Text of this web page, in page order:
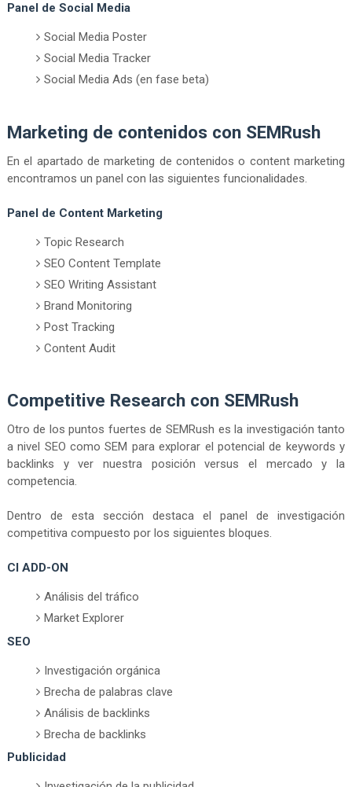
Panel de Social Media
Social Media Poster
Social Media Tracker
Social Media Ads (en fase beta)
Marketing de contenidos con SEMRush
En el apartado de marketing de contenidos o content marketing
encontramos un panel con las siguientes funcionalidades.
Panel de Content Marketing
Topic Research
SEO Content Template
SEO Writing Assistant
Brand Monitoring
Post Tracking
Content Audit
Competitive Research con SEMRush
Otro de los puntos fuertes de SEMRush es la investigación tanto
a nivel SEO como SEM para explorar el potencial de keywords y
backlinks y ver nuestra posición versus el mercado y la
competencia.
Dentro de esta sección destaca el panel de investigación
competitiva compuesto por los siguientes bloques.
CI ADD-ON
Análisis del tráfico
Market Explorer
SEO
Investigación orgánica
Brecha de palabras clave
Análisis de backlinks
Brecha de backlinks
Publicidad